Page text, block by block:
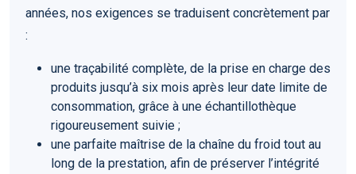
années, nos exigences se traduisent concrètement par
:
une traçabilité complète, de la prise en charge des
produits jusqu’à six mois après leur date limite de
consommation, grâce à une échantillothèque
rigoureusement suivie ;
une parfaite maîtrise de la chaîne du froid tout au
long de la prestation, afin de préserver l’intégrité